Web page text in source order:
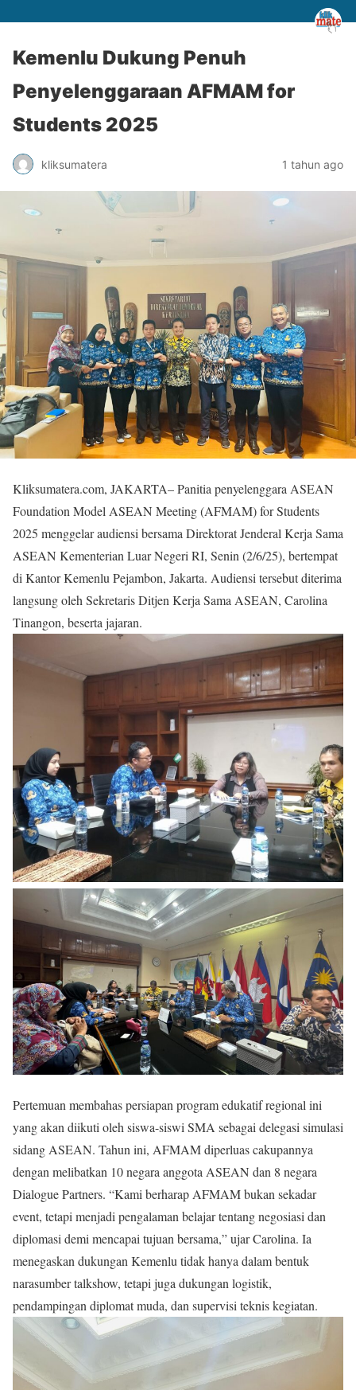
Kemenlu Dukung Penuh
Penyelenggaraan AFMAM for
Students 2025
kliksumatera 1 tahun ago
Kliksumatera.com, JAKARTA– Panitia penyelenggara ASEAN
Foundation Model ASEAN Meeting (AFMAM) for Students
2025 menggelar audiensi bersama Direktorat Jenderal Kerja Sama
ASEAN Kementerian Luar Negeri RI, Senin (2/6/25), bertempat
di Kantor Kemenlu Pejambon, Jakarta. Audiensi tersebut diterima
langsung oleh Sekretaris Ditjen Kerja Sama ASEAN, Carolina
Tinangon, beserta jajaran.
Pertemuan membahas persiapan program edukatif regional ini
yang akan diikuti oleh siswa-siswi SMA sebagai delegasi simulasi
sidang ASEAN. Tahun ini, AFMAM diperluas cakupannya
dengan melibatkan 10 negara anggota ASEAN dan 8 negara
Dialogue Partners. “Kami berharap AFMAM bukan sekadar
event, tetapi menjadi pengalaman belajar tentang negosiasi dan
diplomasi demi mencapai tujuan bersama,” ujar Carolina. Ia
menegaskan dukungan Kemenlu tidak hanya dalam bentuk
narasumber talkshow, tetapi juga dukungan logistik,
pendampingan diplomat muda, dan supervisi teknis kegiatan.